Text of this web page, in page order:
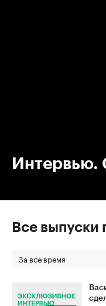
Интервью.
Все
За все время